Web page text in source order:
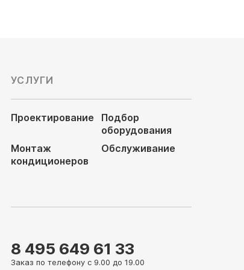
УСЛУГИ
Проектирование
Подбор
оборудования
Монтаж
кондиционеров
Обслуживание
8 495 649 61 33
Заказ по телефону с 9.00 до 19.00